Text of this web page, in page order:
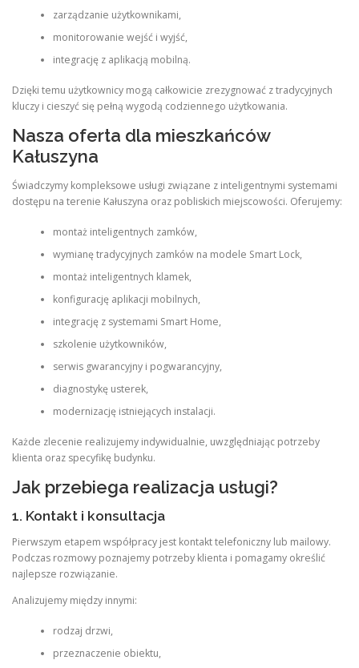
zarządzanie użytkownikami,
monitorowanie wejść i wyjść,
integrację z aplikacją mobilną.
Dzięki temu użytkownicy mogą całkowicie zrezygnować z tradycyjnych
kluczy i cieszyć się pełną wygodą codziennego użytkowania.
Nasza oferta dla mieszkańców
Kałuszyna
Świadczymy kompleksowe usługi związane z inteligentnymi systemami
dostępu na terenie Kałuszyna oraz pobliskich miejscowości. Oferujemy:
montaż inteligentnych zamków,
wymianę tradycyjnych zamków na modele Smart Lock,
montaż inteligentnych klamek,
konfigurację aplikacji mobilnych,
integrację z systemami Smart Home,
szkolenie użytkowników,
serwis gwarancyjny i pogwarancyjny,
diagnostykę usterek,
modernizację istniejących instalacji.
Każde zlecenie realizujemy indywidualnie, uwzględniając potrzeby
klienta oraz specyfikę budynku.
Jak przebiega realizacja usługi?
1. Kontakt i konsultacja
Pierwszym etapem współpracy jest kontakt telefoniczny lub mailowy.
Podczas rozmowy poznajemy potrzeby klienta i pomagamy określić
najlepsze rozwiązanie.
Analizujemy między innymi:
rodzaj drzwi,
przeznaczenie obiektu,